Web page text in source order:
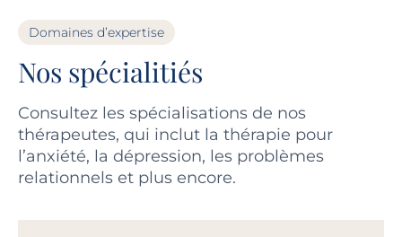
Domaines d’expertise
Nos spécialitiés
Consultez les spécialisations de nos
thérapeutes, qui inclut la thérapie pour
l’anxiété, la dépression, les problèmes
relationnels et plus encore.